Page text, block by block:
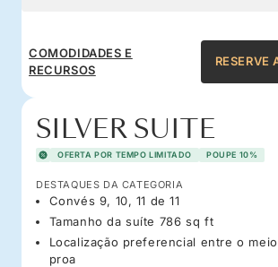
COMODIDADES E
RECURSOS
RESERVE
SILVER SUITE
OFERTA POR TEMPO LIMITADO POUPE 10%
DESTAQUES DA CATEGORIA
Convés 9, 10, 11 de 11
Tamanho da suíte 786 sq ft
Localização preferencial entre o
proa